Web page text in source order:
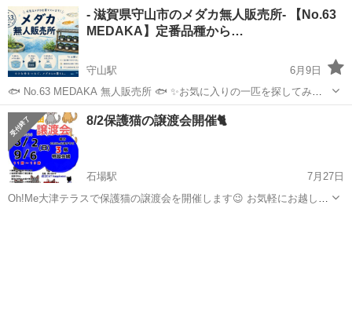
年8月8日(土)19:00〜20:00 参加費500円 お申込み受付中！...
滋賀 大津市 大津京駅 その他 夜空
- 滋賀県守山市のメダカ無人販売所- 【No.63
MEDAKA】定番品種から…
守山駅
6月9日
🐟 No.63 MEDAKA 無人販売所 🐟 ✨お気に入りの一匹を探してみま
せんか？✨ 📸 Instagramはこちら
https://www.instagram.com/no63_medaka?igsh=cXppajk3...
滋賀 守山市 守山駅 その他 メダカ
8/2保護猫の譲渡会開催🐈
石場駅
7月27日
Oh!Me大津テラスで保護猫の譲渡会を開催します😉 お気軽にお越しく